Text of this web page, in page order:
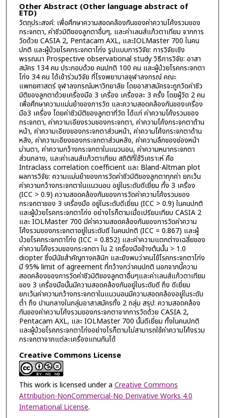
Other Abstract (Other language abstract of
ETD)
วัตถุประสงค์: เพื่อศึกษาความสอดคล้องกันของค่าความโค้งรวมของ
กระจกตา, ค่าชีวมิติของลูกตาอื่นๆ, และค่าเลนส์แก้วตาเทียม จากการ
วัดด้วย CASIA 2, Pentacam AXL, และIOLMaster 700 ในคน
ปกติ และผู้ป่วยโรคกระจกตาโก่ง รูปแบบการวิจัย: การวิจัยเชิง
พรรณนา Prospective observational study วิธีการวิจัย: อาสา
สมัคร 134 คน ประกอบด้วย คนปกติ 100 คน และผู้ป่วยโรคกระจกตา
โก่ง 34 คน ได้เข้าร่วมวิจัย ที่โรงพยาบาลจุฬาลงกรณ์ คณะ
แพทยศาสตร์ จุฬาลงกรณ์มหาวิทยาลัย โดยอาสาสมัครจะถูกวัดค่าชีว
มิติของลูกตาด้วยเครื่องมือ 3 เครื่อง เครื่องละ 3 ครั้ง โดยผู้วัด 2 คน
เพื่อศึกษาความแม่นยำของการวัด และความสอดคล้องกันของเครื่อง
มือ3 เครื่อง โดยค่าชีวมิติของลูกตาที่วัด ได้แก่ ค่าความโค้งรวมของ
กระจกตา, ค่าความเอียงรวมของกระจกตา, ค่าความโค้งกระจกตาด้าน
หน้า, ค่าความเอียงของกระจกตาส่วนหน้า, ค่าความโค้งกระจกตาด้าน
หลัง, ค่าความเอียงของกระจกตาส่วนหลัง, ค่าความลึกของช่องหน้า
ม่านตา, ค่าความกว้างกระจกตาในแนวนอน, ค่าความหนากระจกตา
ส่วนกลาง, และค่าเลนส์แก้วตาเทียม สถิติที่ใช้วิเคราะห์ คือ
Intraclass correlation coefficient และ Bland-Altman plot
ผลการวิจัย: ความแม่นยำของการวัดค่าชีวมิติของลูกตาทุกค่า ยกเว้น
ค่าความกว้างกระจกตาในแนวนอน อยู่ในระดับดีเยี่ยม ทั้ง 3 เครื่อง
(ICC > 0.9) ความสอดคล้องกันของการวัดค่าความโค้งรวมของ
กระจกตาของ 3 เครื่องมือ อยู่ในระดับดีเยี่ยม (ICC > 0.9) ในคนปกติ
และผู้ป่วยโรคกระจกตาโก่ง อย่างไรก็ตามเมื่อเปรียบเทียบ CASIA 2
และ IOLMaster 700 มีค่าความสอดคล้องกันของการวัดค่าความ
โค้งรวมของกระจกตาอยู่ในระดับดี ในคนปกติ (ICC = 0.867) และผู้
ป่วยโรคกระจกตาโก่ง (ICC = 0.852) และค่าความแตกต่างเฉลี่ยของ
ค่าความโค้งรวมของกระจกตา ใน 2 เครื่องมือข้างต้นนั้น > 1.0
diopter ซึ่งมีนัยสำคัญทางคลินิก และยังพบว่าคนไข้โรคกระจกตาโก่ง
มี 95% limit of agreement ที่กว้างกว่าคนปกติ นอกจากนี้ความ
สอดคล้องของการวัดค่าชีวมิติของลูกตาอื่นๆและค่าเลนส์แก้วตาเทียม
ของ 3 เครื่องมือนั้นมีความสอดคล้องกันอยู่ในระดับดี ถึง ดีเยี่ยม
ยกเว้นค่าความกว้างกระจกตาในแนวนอนมีความสอดคล้องอยู่ในระดับ
ต่ำ ถึง ปานกลางในกลุ่มอาสาสมัครทั้ง 2 กลุ่ม สรุป: ความสอดคล้อง
กันของค่าความโค้งรวมของกระจกตาจากการวัดด้วย CASIA 2,
Pentacam AXL, และ IOLMaster 700 นั้นดีเยี่ยม ทั้งในคนปกติ
และผู้ป่วยโรคกระจกตาโก่งอย่างไรก็ตามไม่สามารถใช้ค่าความโค้งรวม
กระจกตาจากแต่ละเครื่องแทนกันได้
Creative Commons License
This work is licensed under a Creative Commons
Attribution-NonCommercial-No Derivative Works 4.0
International License.